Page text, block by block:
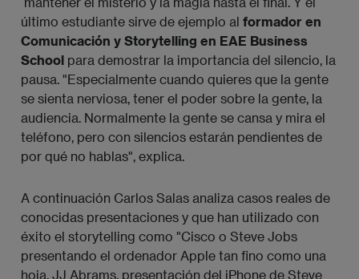
último estudiante sirve de ejemplo al formador en
Comunicación y Storytelling en EAE Business
School para demostrar la importancia del silencio, la
pausa. "Especialmente cuando quieres que la gente
se sienta nerviosa, tener el poder sobre la gente, la
audiencia. Normalmente la gente se cansa y mira el
teléfono, pero con silencios estarán pendientes de
por qué no hablas", explica.
A continuación Carlos Salas analiza casos reales de
conocidas presentaciones y que han utilizado con
éxito el storytelling como "Cisco o Steve Jobs
presentando el ordenador Apple tan fino como una
hoja, JJ Abrams, presentación del iPhone de Steve